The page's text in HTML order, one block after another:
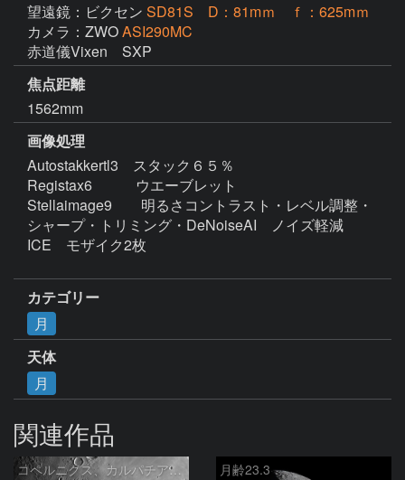
望遠鏡：ビクセン SD81S D：81mｍ ｆ：625mｍ
カメラ：ZWOASI290MC
赤道儀Vixen　SXP
焦点距離
1562mm
画像処理
Autostakkertl3　スタック６５％
Registax6　　　ウエーブレット
Stellaimage9　　明るさコントラスト・レベル調整・
シャープ・トリミング・DeNoiseAI　ノイズ軽減
ICE　モザイク2枚
カテゴリー
月
天体
月
関連作品
コペルニクス、カルパチア山脈付近 月齢23.3